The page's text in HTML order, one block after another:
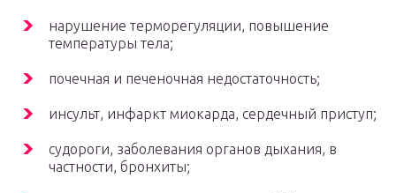
нарушение терморегуляции, повышение
температуры тела;
почечная и печеночная недостаточность;
инсульт, инфаркт миокарда, сердечный приступ;
судороги, заболевания органов дыхания, в
частности, бронхиты;